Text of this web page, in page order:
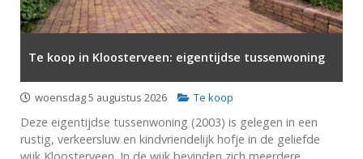
Te koop in Kloosterveen: eigentijdse tussenwoning
woensdag 5 augustus 2026 Te koop
Deze eigentijdse tussenwoning (2003) is gelegen in een
rustig, verkeersluw en kindvriendelijk hofje in de geliefde